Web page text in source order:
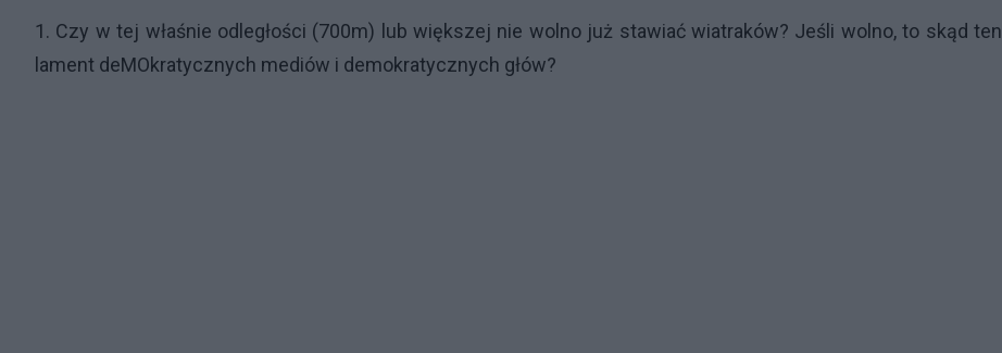
1. Czy w tej właśnie odległości (700m) lub większej nie wolno już stawiać wiatraków? Jeśli wolno, to skąd ten
lament deMOkratycznych mediów i demokratycznych głów?